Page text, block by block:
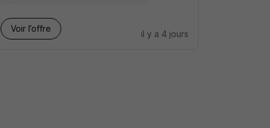
Voir l’offre
il y a 4 jours